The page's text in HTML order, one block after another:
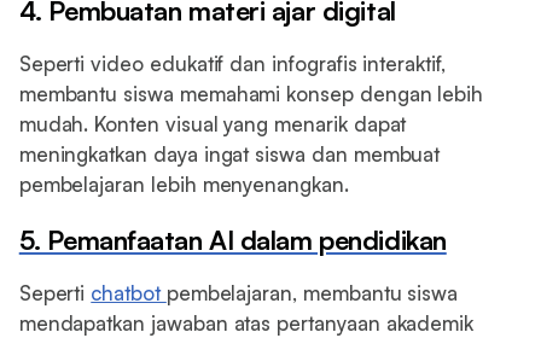
4. Pembuatan materi ajar digital
Seperti video edukatif dan infografis interaktif,
membantu siswa memahami konsep dengan lebih
mudah. Konten visual yang menarik dapat
meningkatkan daya ingat siswa dan membuat
pembelajaran lebih menyenangkan.
5. Pemanfaatan AI dalam pendidikan
Seperti chatbot pembelajaran, membantu siswa
mendapatkan jawaban atas pertanyaan akademik